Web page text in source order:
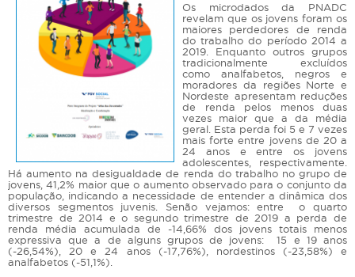
Os microdados da PNADC
revelam que os jovens foram os
maiores perdedores de renda
do trabalho do período 2014 a
2019. Enquanto outros grupos
tradicionalmente excluídos
como analfabetos, negros e
moradores da regiões Norte e
Nordeste apresentam reduções
de renda pelos menos duas
vezes maior que a da média
geral. Esta perda foi 5 e 7 vezes
mais forte entre jovens de 20 a
24 anos e entre os jovens
adolescentes, respectivamente.
Há aumento na desigualdade de renda do trabalho no grupo de
jovens, 41,2% maior que o aumento observado para o conjunto da
população, indicando a necessidade de entender a dinâmica dos
diversos segmentos juvenis. Senão vejamos: entre o quarto
trimestre de 2014 e o segundo trimestre de 2019 a perda de
renda média acumulada de -14,66% dos jovens totais menos
expressiva que a de alguns grupos de jovens: 15 e 19 anos
(-26,54%), 20 e 24 anos (-17,76%), nordestinos (-23,58%) e
analfabetos (-51,1%).